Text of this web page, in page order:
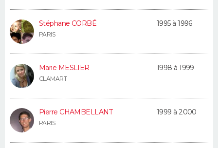
Stéphane CORBÉ
PARIS
1995 à 1996
Marie MESLIER
CLAMART
1998 à 1999
Pierre CHAMBELLANT
PARIS
1999 à 2000